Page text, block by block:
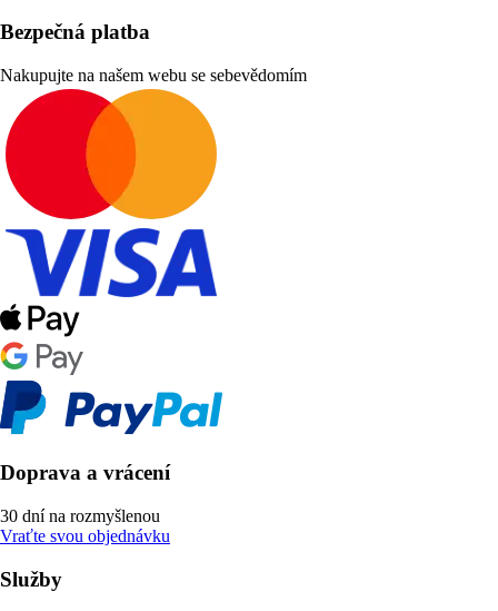
Bezpečná platba
Nakupujte na našem webu se sebevědomím
Doprava a vrácení
30 dní na rozmyšlenou
Vraťte svou objednávku
Služby